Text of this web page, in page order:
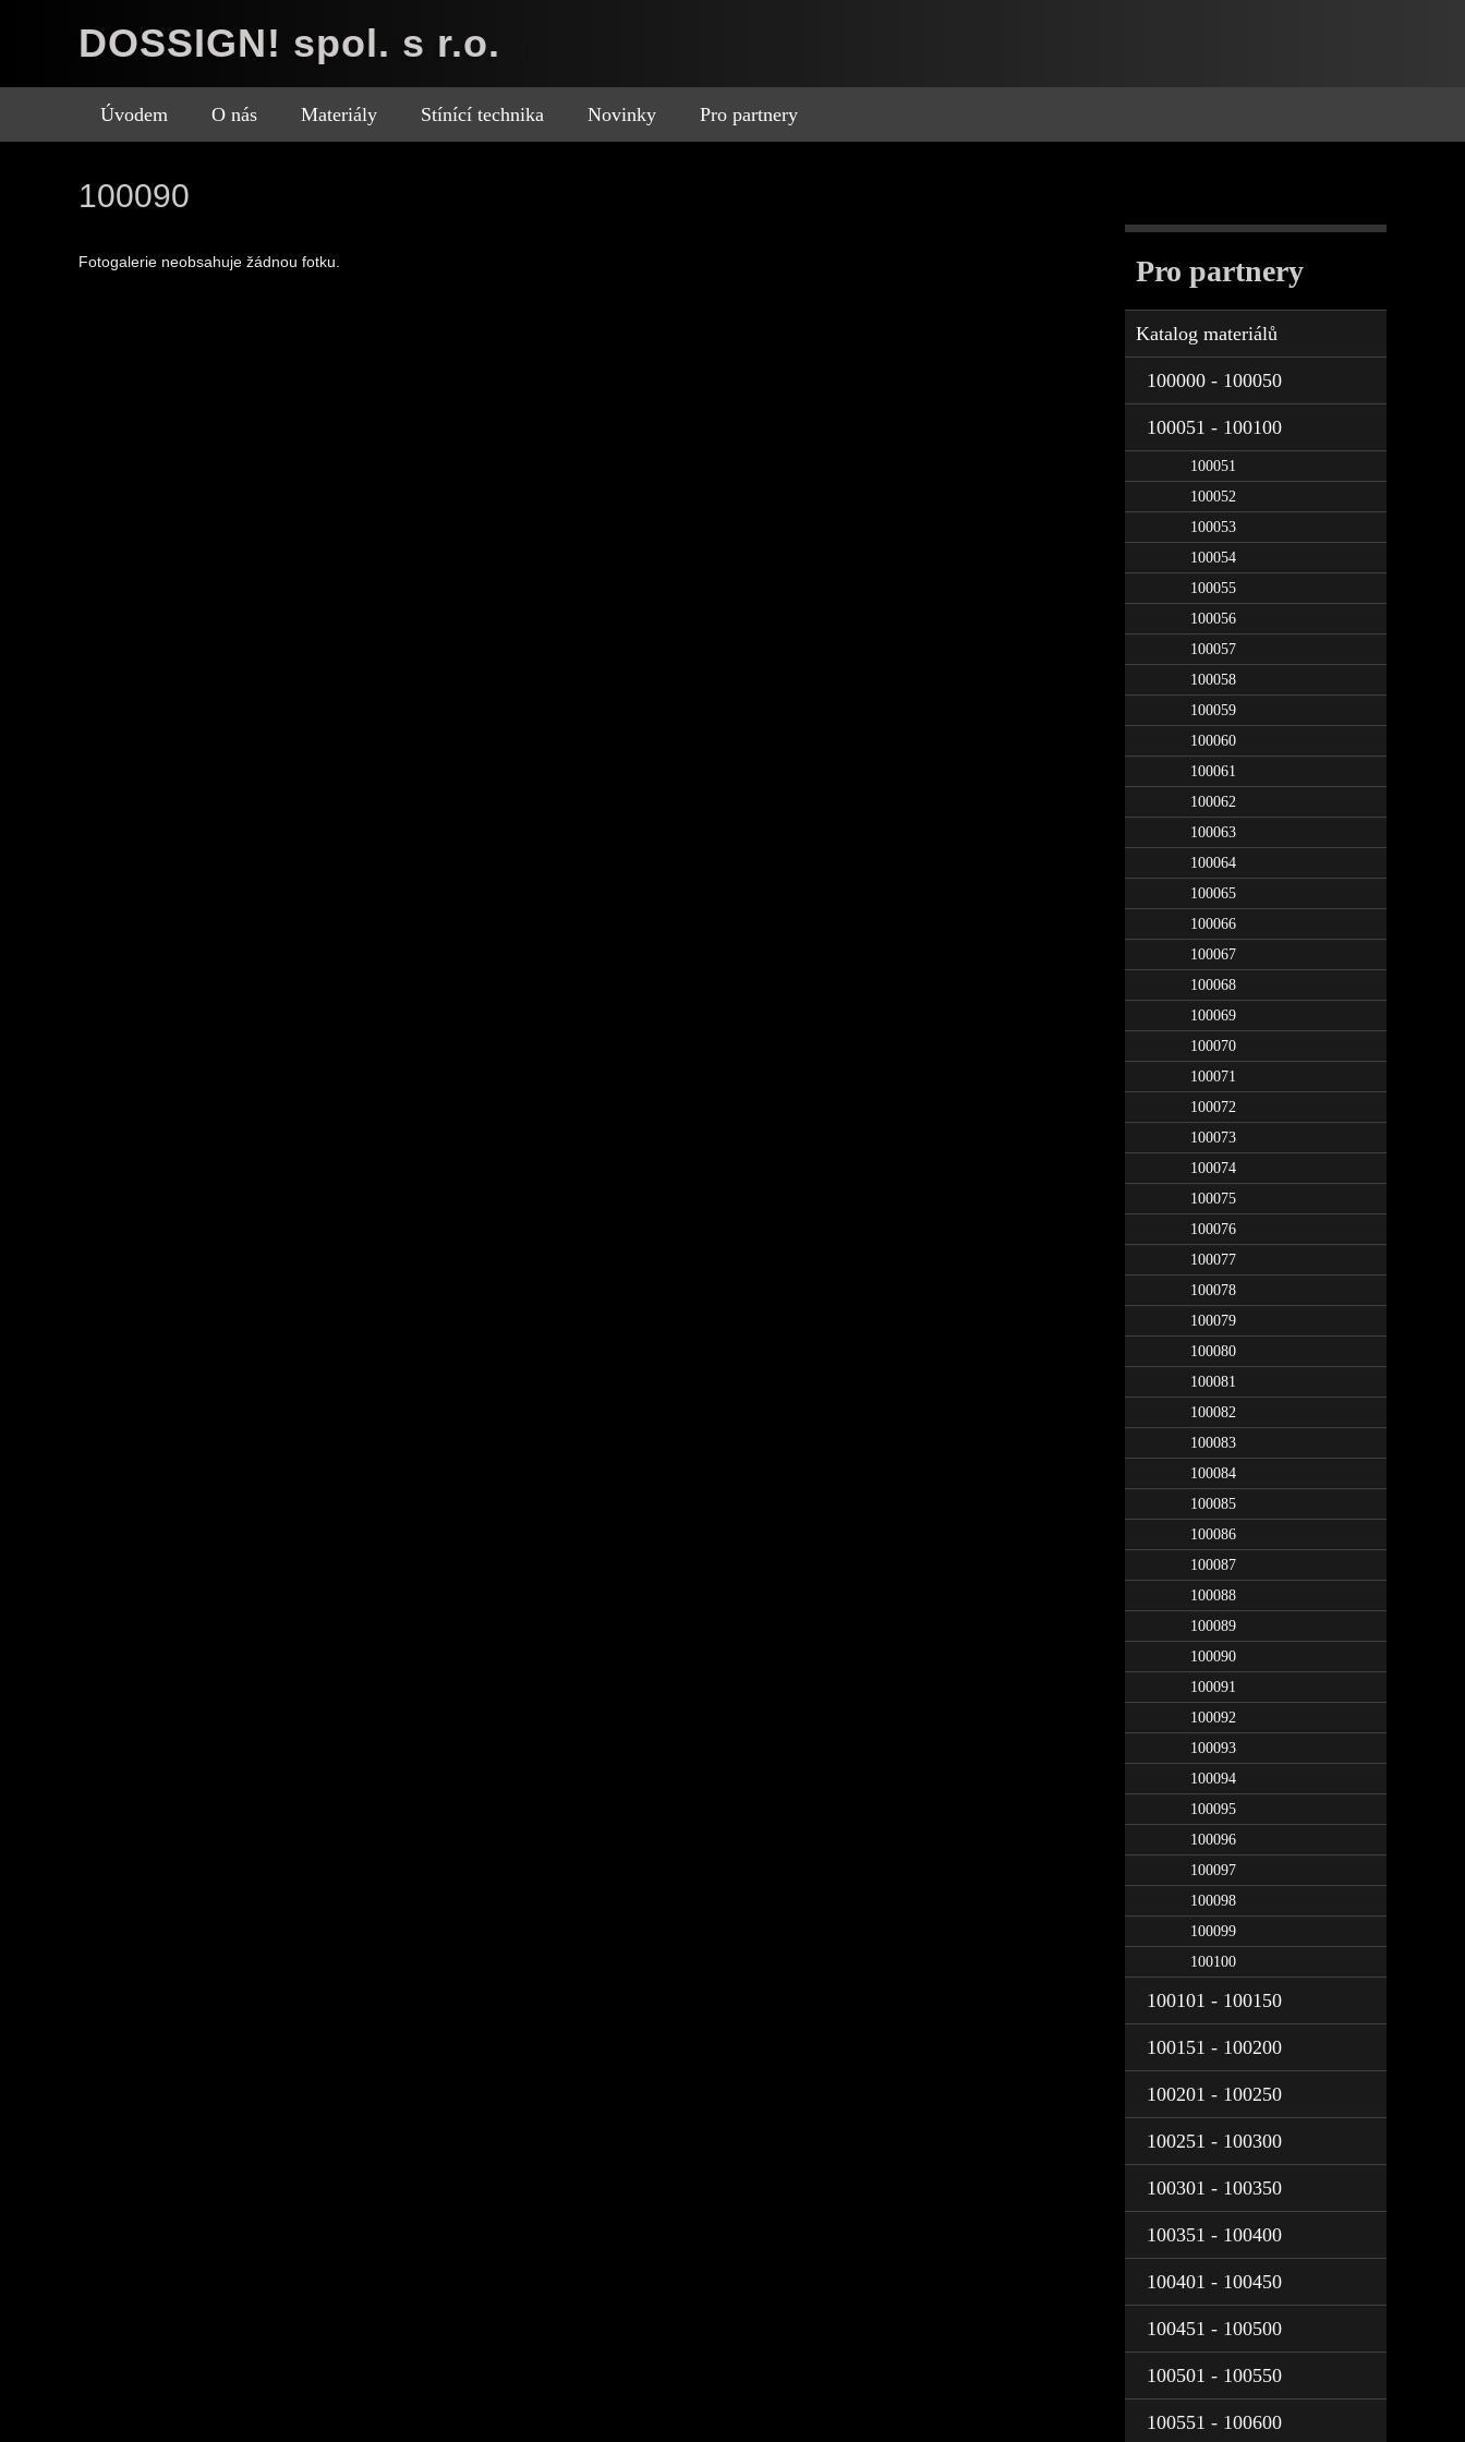
DOSSIGN! spol. s r.o.
Úvodem O nás Materiály Stínící technika Novinky Pro partnery
Pro partnery
Katalog materiálů
100000 - 100050
100051 - 100100
100051
100052
100053
100054
100055
100056
100057
100058
100059
100060
100061
100062
100063
100064
100065
100066
100067
100068
100069
100070
100071
100072
100073
100074
100075
100076
100077
100078
100079
100080
100081
100082
100083
100084
100085
100086
100087
100088
100089
100090
100091
100092
100093
100094
100095
100096
100097
100098
100099
100100
100101 - 100150
100151 - 100200
100201 - 100250
100251 - 100300
100301 - 100350
100351 - 100400
100401 - 100450
100451 - 100500
100501 - 100550
100551 - 100600
100090
Fotogalerie neobsahuje žádnou fotku.